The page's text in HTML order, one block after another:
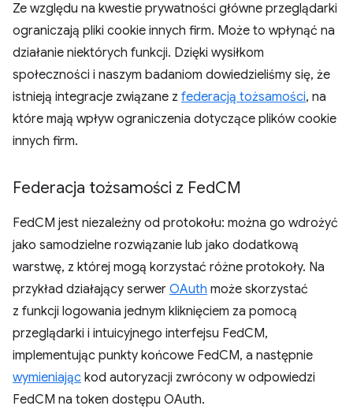
Ze względu na kwestie prywatności główne przeglądarki
ograniczają pliki cookie innych firm. Może to wpłynąć na
działanie niektórych funkcji. Dzięki wysiłkom
społeczności i naszym badaniom dowiedzieliśmy się, że
istnieją integracje związane z federacją tożsamości, na
które mają wpływ ograniczenia dotyczące plików cookie
innych firm.
Federacja tożsamości z FedCM
FedCM jest niezależny od protokołu: można go wdrożyć
jako samodzielne rozwiązanie lub jako dodatkową
warstwę, z której mogą korzystać różne protokoły. Na
przykład działający serwer OAuth może skorzystać
z funkcji logowania jednym kliknięciem za pomocą
przeglądarki i intuicyjnego interfejsu FedCM,
implementując punkty końcowe FedCM, a następnie
wymieniając kod autoryzacji zwrócony w odpowiedzi
FedCM na token dostępu OAuth.